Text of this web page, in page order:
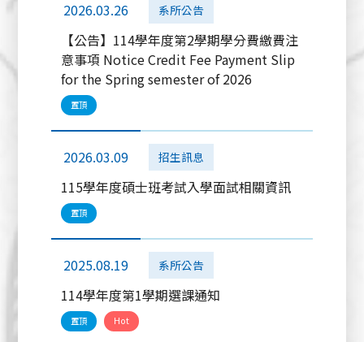
2026.03.26 系所公告
【公告】114學年度第2學期學分費繳費注
意事項 Notice Credit Fee Payment Slip
for the Spring semester of 2026
置頂
2026.03.09 招生訊息
115學年度碩士班考試入學面試相關資訊
置頂
2025.08.19 系所公告
114學年度第1學期選課通知
置頂 Hot